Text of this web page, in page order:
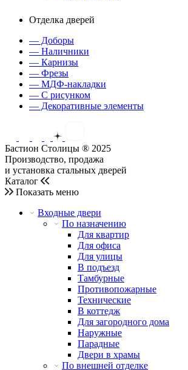
Отделка дверей
— Доборы
— Наличники
— Карнизы
— Фрезы
— МДФ-накладки
— С рисунком
— Декоративные элементы
Бастион Столицы ® 2025
Производство, продажа
и установка стальных дверей
Каталог
Показать меню
Входные двери
По назначению
Для квартир
Для офиса
Для улицы
В подъезд
Тамбурные
Противопожарные
Технические
В коттедж
Для загородного дома
Наружные
Парадные
Двери в храмы
По внешней отделке